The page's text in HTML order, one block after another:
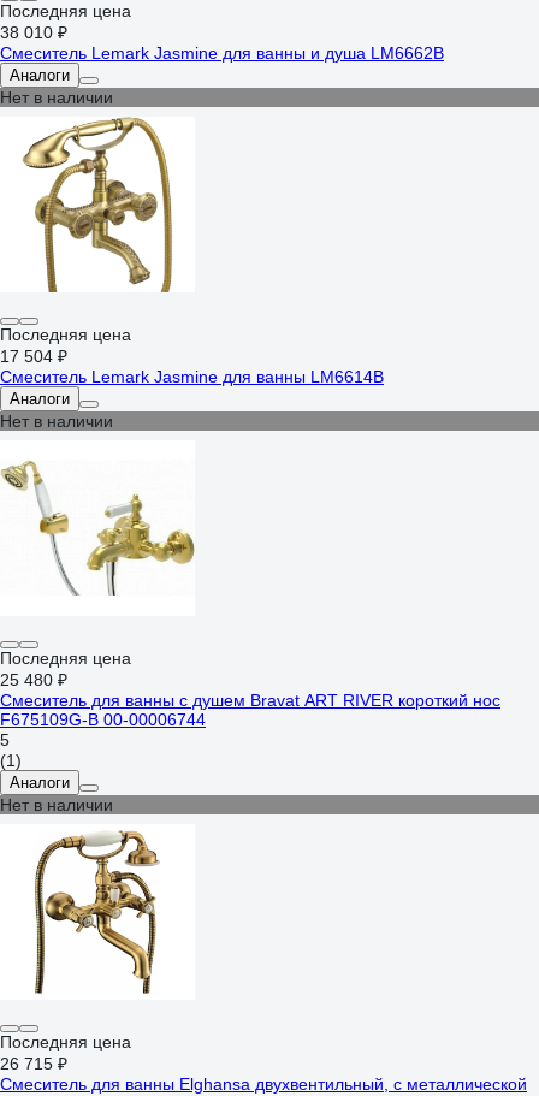
Последняя цена
38 010 ₽
Смеситель Lemark Jasmine для ванны и душа LM6662B
Аналоги
Нет в наличии
Последняя цена
17 504 ₽
Смеситель Lemark Jasmine для ванны LM6614B
Аналоги
Нет в наличии
Последняя цена
25 480 ₽
Смеситель для ванны с душем Bravat ART RIVER короткий нос
F675109G-B 00-00006744
5
(1)
Аналоги
Нет в наличии
Последняя цена
26 715 ₽
Смеситель для ванны Elghansa двухвентильный, с металлической